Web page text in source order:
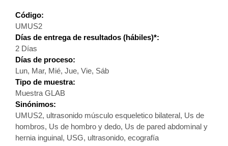
Código:
UMUS2
Días de entrega de resultados (hábiles)*:
2 Días
Días de proceso:
Lun, Mar, Mié, Jue, Vie, Sáb
Tipo de muestra:
Muestra GLAB
Sinónimos:
UMUS2, ultrasonido músculo esqueletico bilateral, Us de
hombros, Us de hombro y dedo, Us de pared abdominal y
hernia inguinal, USG, ultrasonido, ecografía